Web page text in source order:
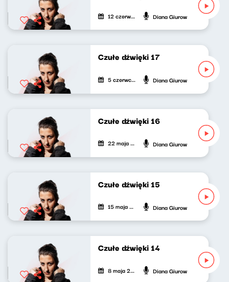
12 czerwca 2026 Diana Giurow
Czułe dźwięki 17
5 czerwca 2026 Diana Giurow
Czułe dźwięki 16
22 maja 2026 Diana Giurow
Czułe dźwięki 15
15 maja 2026 Diana Giurow
Czułe dźwięki 14
8 maja 2026 Diana Giurow